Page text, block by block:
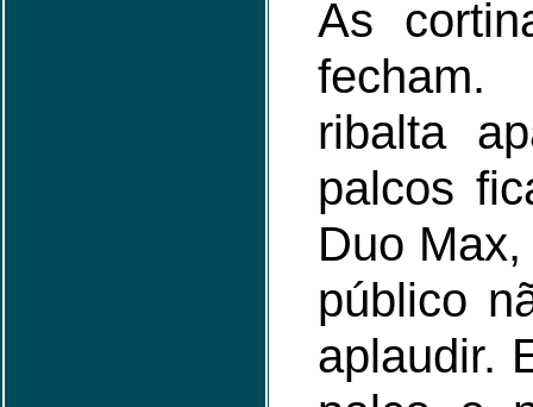
As
ribalta
palcos
Duo
público
aplaudir.